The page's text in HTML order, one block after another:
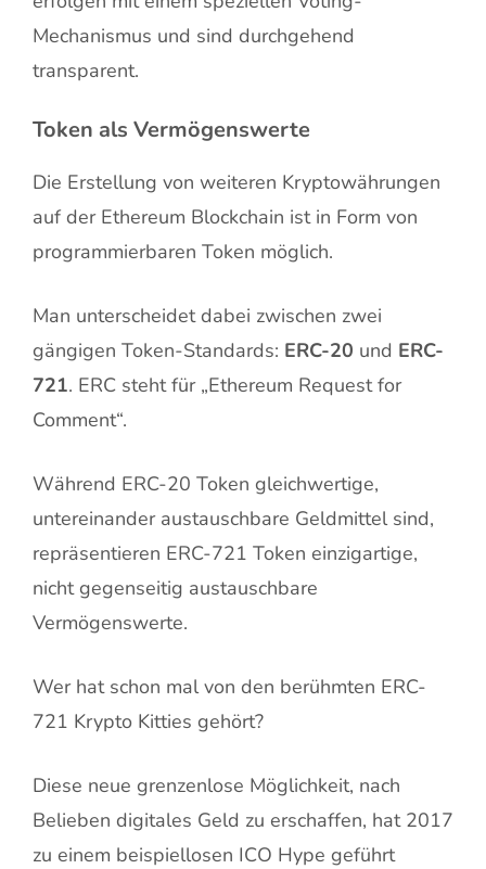
Mechanismus und sind durchgehend
transparent.
Token als Vermögenswerte
Die Erstellung von weiteren Kryptowährungen
auf der Ethereum Blockchain ist in Form von
programmierbaren Token möglich.
Man unterscheidet dabei zwischen zwei
gängigen Token-Standards: ERC-20 und ERC-
721. ERC steht für „Ethereum Request for
Comment“.
Während ERC-20 Token gleichwertige,
untereinander austauschbare Geldmittel sind,
repräsentieren ERC-721 Token einzigartige,
nicht gegenseitig austauschbare
Vermögenswerte.
Wer hat schon mal von den berühmten ERC-
721 Krypto Kitties gehört?
Diese neue grenzenlose Möglichkeit, nach
Belieben digitales Geld zu erschaffen, hat 2017
zu einem beispiellosen ICO Hype geführt